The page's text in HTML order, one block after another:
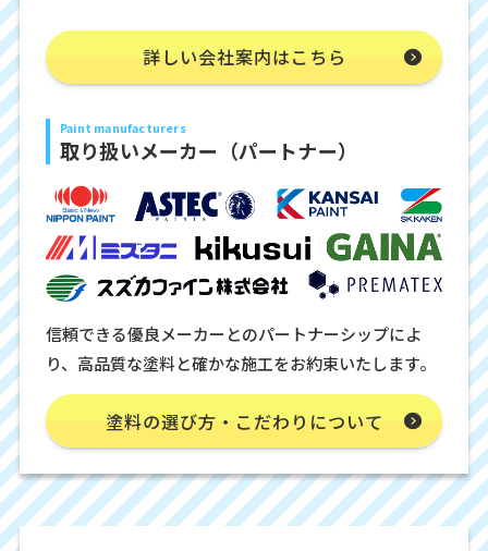
詳しい会社案内はこちら
Paint manufacturers
取り扱いメーカー（パートナー）
信頼できる優良メーカーとのパートナーシップによ
り、高品質な塗料と確かな施工をお約束いたします。
塗料の選び方・こだわりについて